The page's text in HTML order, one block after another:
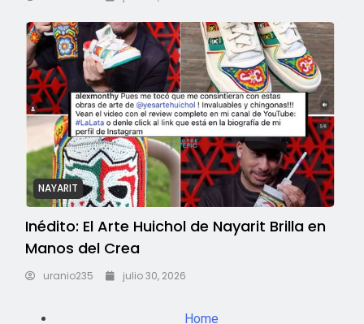
NAYARIT
Inédito: El Arte Huichol de Nayarit Brilla en
Manos del Crea
uranio235 julio 30, 2026
Home